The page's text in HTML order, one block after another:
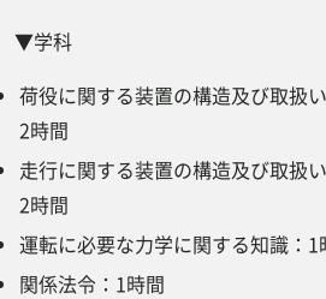
▼学科
荷役に関する装置の構造及び取扱
2時間
走行に関する装置の構造及び取扱
2時間
運転に必要な力学に関する知識：1
関係法令：1時間